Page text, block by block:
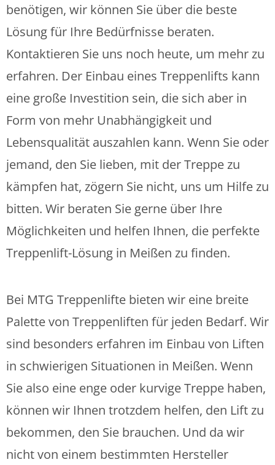
benötigen, wir können Sie über die beste
Lösung für Ihre Bedürfnisse beraten.
Kontaktieren Sie uns noch heute, um mehr zu
erfahren. Der Einbau eines Treppenlifts kann
eine große Investition sein, die sich aber in
Form von mehr Unabhängigkeit und
Lebensqualität auszahlen kann. Wenn Sie oder
jemand, den Sie lieben, mit der Treppe zu
kämpfen hat, zögern Sie nicht, uns um Hilfe zu
bitten. Wir beraten Sie gerne über Ihre
Möglichkeiten und helfen Ihnen, die perfekte
Treppenlift-Lösung in Meißen zu finden.
Bei MTG Treppenlifte bieten wir eine breite
Palette von Treppenliften für jeden Bedarf. Wir
sind besonders erfahren im Einbau von Liften
in schwierigen Situationen in Meißen. Wenn
Sie also eine enge oder kurvige Treppe haben,
können wir Ihnen trotzdem helfen, den Lift zu
bekommen, den Sie brauchen. Und da wir
nicht von einem bestimmten Hersteller